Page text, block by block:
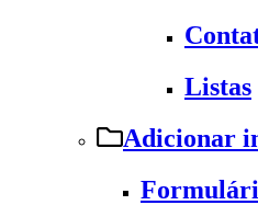
Listas
Adicionar